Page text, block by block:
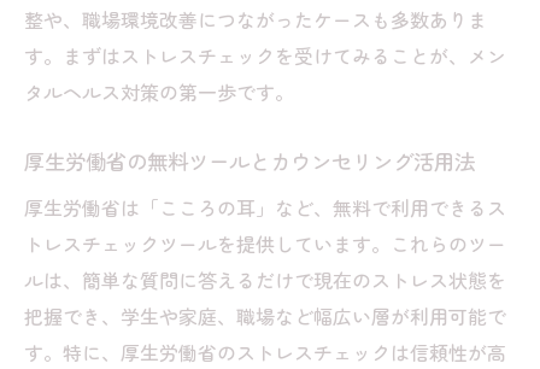
整や、職場環境改善につながったケースも多数ありま
す。まずはストレスチェックを受けてみることが、メン
タルヘルス対策の第一歩です。
厚生労働省の無料ツールとカウンセリング活用法
厚生労働省は「こころの耳」など、無料で利用できるス
トレスチェックツールを提供しています。これらのツー
ルは、簡単な質問に答えるだけで現在のストレス状態を
把握でき、学生や家庭、職場など幅広い層が利用可能で
す。特に、厚生労働省のストレスチェックは信頼性が高